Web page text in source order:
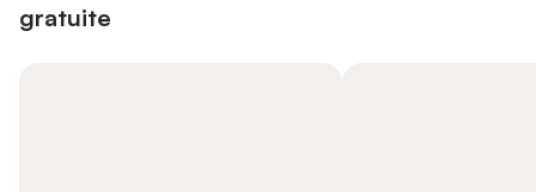
gratuite